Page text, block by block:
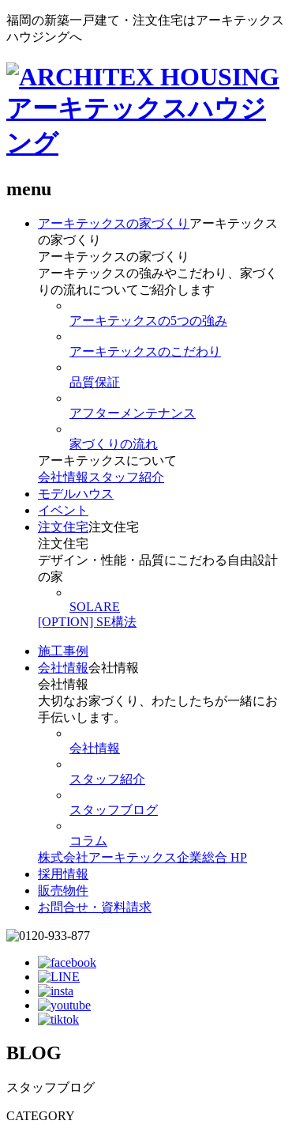
福岡の新築一戸建て・注文住宅はアーキテックス
ハウジングへ
menu
アーキテックスの家づくり アーキテックス
の家づくり
アーキテックスの家づくり
アーキテックスの強みやこだわり、家づく
りの流れについてご紹介します
アーキテックスの5つの強み
アーキテックスのこだわり
品質保証
アフターメンテナンス
家づくりの流れ
アーキテックスについて
会社情報 スタッフ紹介
モデルハウス
イベント
注文住宅注文住宅
注文住宅
デザイン・性能・品質にこだわる自由設計
の家
SOLARE
[OPTION] SE構法
施工事例
会社情報会社情報
会社情報
大切なお家づくり、わたしたちが一緒にお
手伝いします。
会社情報
スタッフ紹介
スタッフブログ
コラム
株式会社アーキテックス企業総合 HP
採用情報
販売物件
お問合せ・資料請求
BLOG
スタッフブログ
CATEGORY